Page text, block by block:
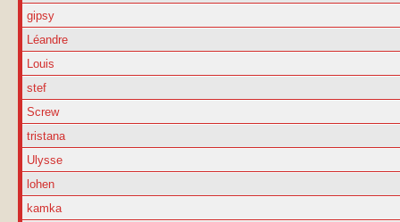
gipsy
Léandre
Louis
stef
Screw
tristana
Ulysse
lohen
kamka